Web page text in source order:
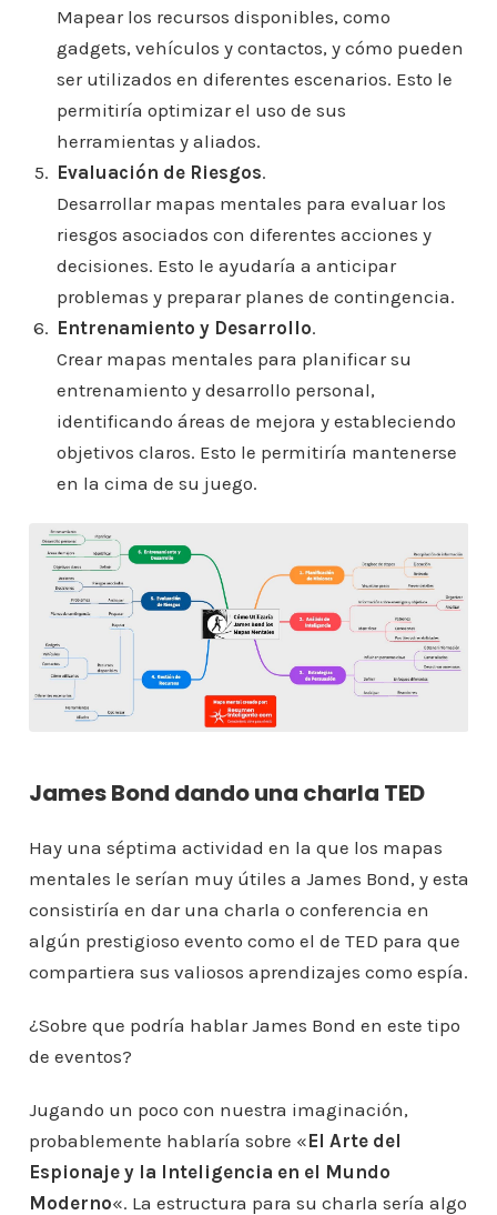
Mapear los recursos disponibles, como
gadgets, vehículos y contactos, y cómo pueden
ser utilizados en diferentes escenarios. Esto le
permitiría optimizar el uso de sus
herramientas y aliados.
Evaluación de Riesgos.
Desarrollar mapas mentales para evaluar los
riesgos asociados con diferentes acciones y
decisiones. Esto le ayudaría a anticipar
problemas y preparar planes de contingencia.
Entrenamiento y Desarrollo.
Crear mapas mentales para planificar su
entrenamiento y desarrollo personal,
identificando áreas de mejora y estableciendo
objetivos claros. Esto le permitiría mantenerse
en la cima de su juego.
James Bond dando una charla TED
Hay una séptima actividad en la que los mapas
mentales le serían muy útiles a James Bond, y esta
consistiría en dar una charla o conferencia en
algún prestigioso evento como el de TED para que
compartiera sus valiosos aprendizajes como espía.
¿Sobre que podría hablar James Bond en este tipo
de eventos?
Jugando un poco con nuestra imaginación,
probablemente hablaría sobre «El Arte del
Espionaje y la Inteligencia en el Mundo
Moderno«. La estructura para su charla sería algo